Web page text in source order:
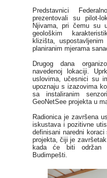
Predstavnici
prezentovali su pilot-
Njivama, pri čemu su
geološkim
klizišta,
planiranim mjerama
Drugog dana
navedenoj lokaciji.
uslovima, učesnici su
upoznaju s izazovima
sa instaliranim
GeoNetSee projekta u
Radionica je završena
iskustava i pozitivne
definisani naredni
projekta, čiji je
kada će biti održan
Budimpešti.